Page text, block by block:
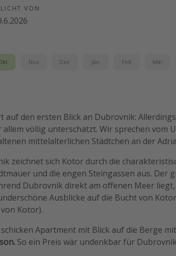
VON
Nov Dez Jan Feb Mär
auf den ersten Blick an Dubrovnik:
völlig unterschätzt. Wir sprechen vom
mittelalterlichen Städtchen an der
zeichnet sich Kotor durch die
und die engen Steingassen aus. Der
Dubrovnik direkt am offenen Meer
Ausblicke auf die Bucht von
Kotor).
Apartment mit Blick auf die Berge
So ein Preis wär undenkbar für